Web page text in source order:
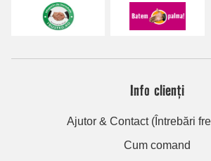
Info clienți
Ajutor & Contact (Întrebări
Cum comand